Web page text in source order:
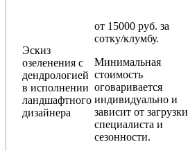
Эскиз
озеленения с
дендрологией
в исполнении
ландшафтного
дизайнера
от 15000 руб. за
сотку/клумбу.
Минимальная
стоимость
оговаривается
индивидуально и
зависит от загрузки
специалиста и
сезонности.